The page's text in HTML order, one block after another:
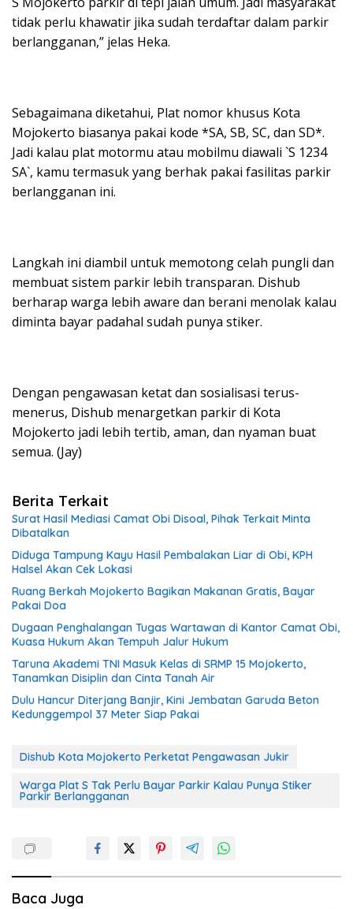
tidak perlu khawatir jika sudah terdaftar dalam parkir
berlangganan,” jelas Heka.
Sebagaimana diketahui, Plat nomor khusus Kota
Mojokerto biasanya pakai kode *SA, SB, SC, dan SD*.
Jadi kalau plat motormu atau mobilmu diawali `S 1234
SA`, kamu termasuk yang berhak pakai fasilitas parkir
berlangganan ini.
Langkah ini diambil untuk memotong celah pungli dan
membuat sistem parkir lebih transparan. Dishub
berharap warga lebih aware dan berani menolak kalau
diminta bayar padahal sudah punya stiker.
Dengan pengawasan ketat dan sosialisasi terus-
menerus, Dishub menargetkan parkir di Kota
Mojokerto jadi lebih tertib, aman, dan nyaman buat
semua. (Jay)
Berita Terkait
Surat Hasil Mediasi Camat Obi Disoal, Pihak Terkait Minta
Dibatalkan
Diduga Tampung Kayu Hasil Pembalakan Liar di Obi, KPH
Halsel Akan Cek Lokasi
Ruang Berkah Mojokerto Bagikan Makanan Gratis, Bayar
Pakai Doa
Dugaan Penghalangan Tugas Wartawan di Kantor Camat Obi,
Kuasa Hukum Akan Tempuh Jalur Hukum
Taruna Akademi TNI Masuk Kelas di SRMP 15 Mojokerto,
Tanamkan Disiplin dan Cinta Tanah Air
Dulu Hancur Diterjang Banjir, Kini Jembatan Garuda Beton
Kedunggempol 37 Meter Siap Pakai
Dishub Kota Mojokerto Perketat Pengawasan Jukir
Warga Plat S Tak Perlu Bayar Parkir Kalau Punya Stiker
Parkir Berlangganan
Baca Juga